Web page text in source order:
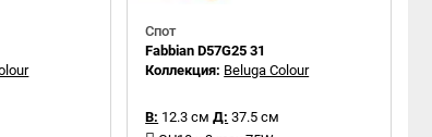
Спот
Fabbian D57G25 31
Коллекция: Beluga Colour
В: 12.3 см Д: 37.5 см